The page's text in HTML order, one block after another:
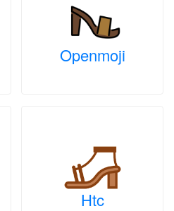
Openmoji
Htc